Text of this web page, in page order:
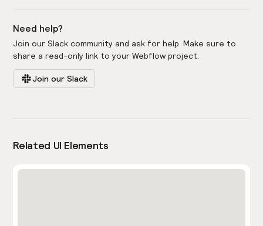
Need help?
Join our Slack community and ask for help. Make sure to
share a read-only link to your Webflow project.
Join our Slack
Related UI Elements